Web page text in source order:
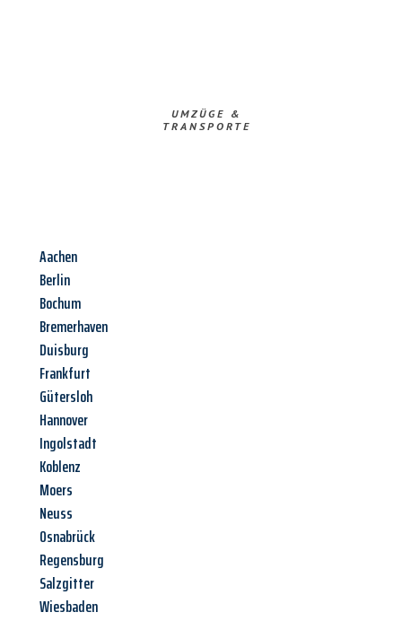
UMZÜGE &
TRANSPORTE
Aachen
Berlin
Bochum
Bremerhaven
Duisburg
Frankfurt
Gütersloh
Hannover
Ingolstadt
Koblenz
Moers
Neuss
Osnabrück
Regensburg
Salzgitter
Wiesbaden